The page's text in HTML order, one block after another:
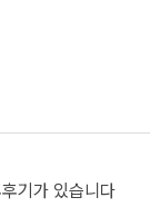
기가 있습니다